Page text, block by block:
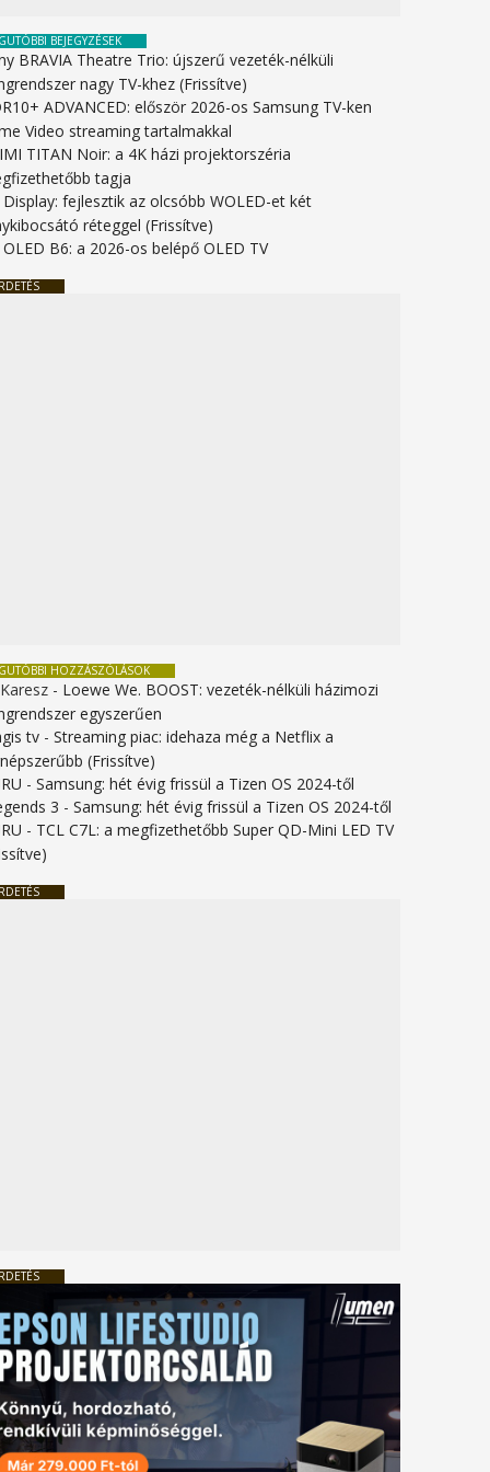
BEJEGYZÉSEK
BRAVIA Theatre Trio: újszerű vezeték-nélküli
nagy TV-khez (Frissítve)
ADVANCED: először 2026-os Samsung TV-ken
Video streaming tartalmakkal
TITAN Noir: a 4K házi projektorszéria
tagja
Display: fejlesztik az olcsóbb WOLED-et két
réteggel (Frissítve)
OLED B6: a 2026-os belépő OLED TV
HOZZÁSZÓLÁSOK
- Loewe We. BOOST: vezeték-nélküli házimozi
egyszerűen
tv -Streaming piac: idehaza még a Netflix a
(Frissítve)
-Samsung: hét évig frissül a Tizen OS 2024-től
3 -Samsung: hét évig frissül a Tizen OS 2024-től
- TCL C7L: a megfizethetőbb Super QD-Mini LED TV